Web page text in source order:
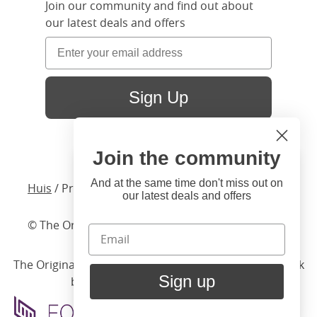
Join our community and find out about
our latest deals and offers
Sign Up
Huis / Producten /Bedden/Gestoffeerd/ Henley
© The Original Bedstead Co. (2026) Company No.
03662796 VAT No. 726 3896 02
The Original Bed Co.is rated4.8stars by Reviews.co.uk
based on
merchant reviews
Hi
You're visiting us from United
States. Would you like to visit
our United States website?
United States Shop
Stay here
Close
Join the community
And at the same time don't miss out on
our latest deals and offers
Sign up